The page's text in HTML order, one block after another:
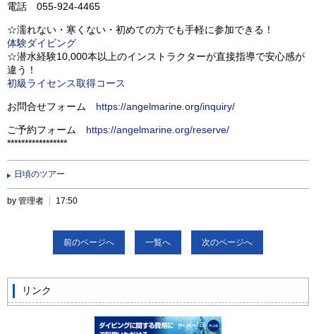
電話 055-924-4465
☆濡れない・寒くない・初めての方でも手軽に参加できる！
体験ダイビング
☆潜水経験10,000本以上のインストラクターが直接指導で安心感が
違う！
初級ライセンス取得コース
お問合せフォーム https://angelmarine.org/inquiry/
ご予約フォーム https://angelmarine.org/reserve/
*****************
日頃のツアー
by 管理者 17:50
前のページへ 一覧へ 次のページへ
リンク